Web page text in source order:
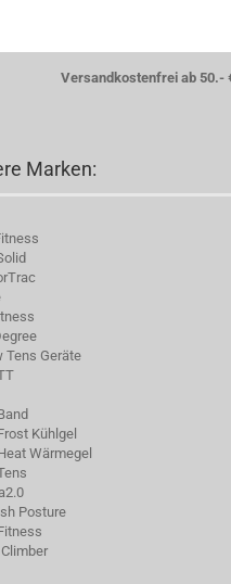
Versandkostenfrei ab 50.-
Marken:
Tens Geräte
Kühlgel
Wärmegel
Posture